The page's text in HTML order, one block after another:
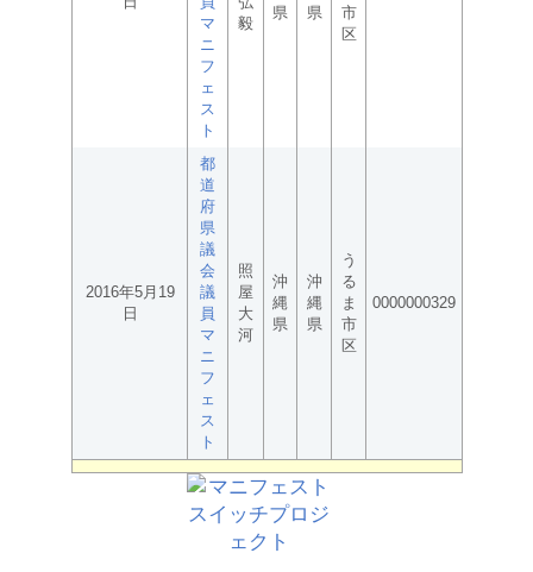
マ
ニ
フ
ェ
ス
ト
毅
県
県
市
区
2016年5月19
日
都
道
府
県
議
会
議
員
マ
ニ
フ
ェ
ス
ト
照
屋
大
河
沖
縄
県
沖
縄
県
う
る
ま
市
区
0000000329